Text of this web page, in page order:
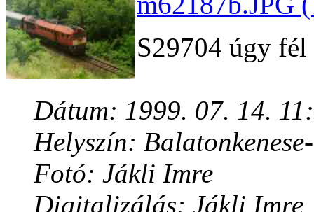
S29704 úgy fél
Dátum: 1999. 07. 14.
Helyszín:
Fotó: Jákli Imre
Digitalizálás: Jákli Imre